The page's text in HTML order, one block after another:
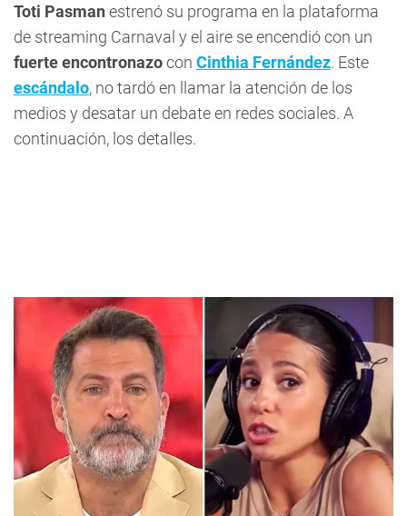
Toti Pasman estrenó su programa en la plataforma
de streaming Carnaval y el aire se encendió con un
fuerte encontronazocon Cinthia Fernández. Este
escándalo, no tardó en llamar la atención de los
medios y desatar un debate en redes sociales. A
continuación, los detalles.